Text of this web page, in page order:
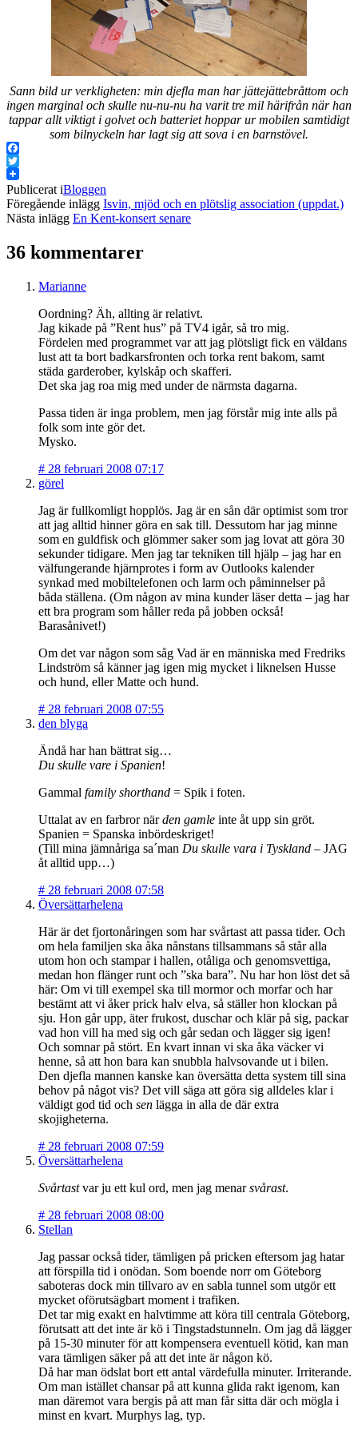
Sann bild ur verkligheten: min djefla man har jättejättebråttom och
ingen marginal och skulle nu-nu-nu ha varit tre mil härifrån när han
tappar allt viktigt i golvet och batteriet hoppar ur mobilen samtidigt
som bilnyckeln har lagt sig att sova i en barnstövel.
Facebook
Twitter
Publicerat iBloggen
Föregående inlägg Isvin, mjöd och en plötslig association (uppdat.)
Nästa inlägg En Kent-konsert senare
36 kommentarer
Marianne
Oordning? Äh, allting är relativt.
Jag kikade på ”Rent hus” på TV4 igår, så tro mig.
Fördelen med programmet var att jag plötsligt fick en väldans
lust att ta bort badkarsfronten och torka rent bakom, samt
städa garderober, kylskåp och skafferi.
Det ska jag roa mig med under de närmsta dagarna.
Passa tiden är inga problem, men jag förstår mig inte alls på
folk som inte gör det.
Mysko.
# 28 februari 2008 07:17
görel
Jag är fullkomligt hopplös. Jag är en sån där optimist som tror
att jag alltid hinner göra en sak till. Dessutom har jag minne
som en guldfisk och glömmer saker som jag lovat att göra 30
sekunder tidigare. Men jag tar tekniken till hjälp – jag har en
välfungerande hjärnprotes i form av Outlooks kalender
synkad med mobiltelefonen och larm och påminnelser på
båda ställena. (Om någon av mina kunder läser detta – jag har
ett bra program som håller reda på jobben också!
Barasånivet!)
Om det var någon som såg Vad är en människa med Fredriks
Lindström så känner jag igen mig mycket i liknelsen Husse
och hund, eller Matte och hund.
# 28 februari 2008 07:55
den blyga
Ändå har han bättrat sig…
Du skulle vare i Spanien!
Gammal family shorthand = Spik i foten.
Uttalat av en farbror närden gamle inte åt upp sin gröt.
Spanien = Spanska inbördeskriget!
(Till mina jämnåriga sa´man Du skulle vara i Tyskland – JAG
åt alltid upp…)
# 28 februari 2008 07:58
Översättarhelena
Här är det fjortonåringen som har svårtast att passa tider. Och
om hela familjen ska åka nånstans tillsammans så står alla
utom hon och stampar i hallen, otåliga och genomsvettiga,
medan hon flänger runt och ”ska bara”. Nu har hon löst det så
här: Om vi till exempel ska till mormor och morfar och har
bestämt att vi åker prick halv elva, så ställer hon klockan på
sju. Hon går upp, äter frukost, duschar och klär på sig, packar
vad hon vill ha med sig och går sedan och lägger sig igen!
Och somnar på stört. En kvart innan vi ska åka väcker vi
henne, så att hon bara kan snubbla halvsovande ut i bilen.
Den djefla mannen kanske kan översätta detta system till sina
behov på något vis? Det vill säga att göra sig alldeles klar i
väldigt god tid och sen lägga in alla de där extra
skojigheterna.
# 28 februari 2008 07:59
Översättarhelena
Svårtastvar ju ett kul ord, men jag menarsvårast.
# 28 februari 2008 08:00
Stellan
Jag passar också tider, tämligen på pricken eftersom jag hatar
att förspilla tid i onödan. Som boende norr om Göteborg
saboteras dock min tillvaro av en sabla tunnel som utgör ett
mycket oförutsägbart moment i trafiken.
Det tar mig exakt en halvtimme att köra till centrala Göteborg,
förutsatt att det inte är kö i Tingstadstunneln. Om jag då lägger
på 15-30 minuter för att kompensera eventuell kötid, kan man
vara tämligen säker på att det inte är någon kö.
Då har man ödslat bort ett antal värdefulla minuter. Irriterande.
Om man istället chansar på att kunna glida rakt igenom, kan
man däremot vara bergis på att man får sitta där och mögla i
minst en kvart. Murphys lag, typ.